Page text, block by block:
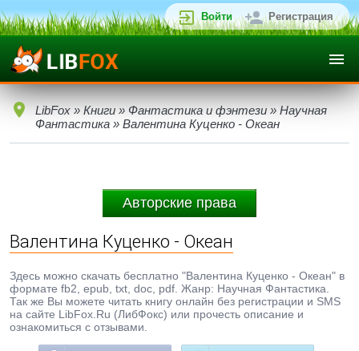
Войти Регистрация
LibFox » Книги » Фантастика и фэнтези » Научная
Фантастика » Валентина Куценко - Океан
Авторские права
Валентина Куценко - Океан
Здесь можно скачать бесплатно "Валентина Куценко - Океан" в
формате fb2, epub, txt, doc, pdf. Жанр: Научная Фантастика.
Так же Вы можете читать книгу онлайн без регистрации и SMS
на сайте LibFox.Ru (ЛибФокс) или прочесть описание и
ознакомиться с отзывами.